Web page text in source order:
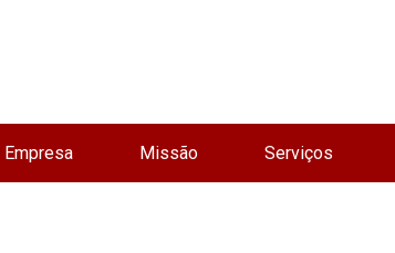
Empresa Missão Serviços